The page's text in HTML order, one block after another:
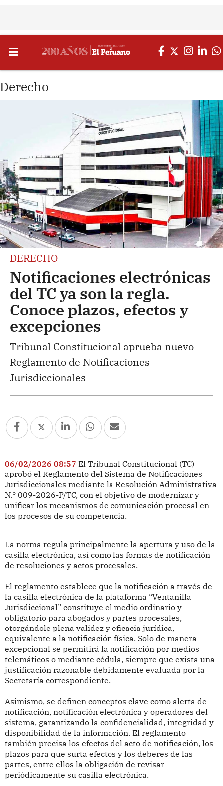
Derecho
DERECHO
Notificaciones electrónicas
del TC ya son la regla.
Conoce plazos, efectos y
excepciones
Tribunal Constitucional aprueba nuevo
Reglamento de Notificaciones
Jurisdiccionales
06/02/2026 08:57 El Tribunal Constitucional (TC)
aprobó el Reglamento del Sistema de Notificaciones
Jurisdiccionales mediante la Resolución Administrativa
N.° 009-2026-P/TC, con el objetivo de modernizar y
unificar los mecanismos de comunicación procesal en
los procesos de su competencia.
La norma regula principalmente la apertura y uso de la
casilla electrónica, así como las formas de notificación
de resoluciones y actos procesales.
El reglamento establece que la notificación a través de
la casilla electrónica de la plataforma “Ventanilla
Jurisdiccional” constituye el medio ordinario y
obligatorio para abogados y partes procesales,
otorgándole plena validez y eficacia jurídica,
equivalente a la notificación física. Solo de manera
excepcional se permitirá la notificación por medios
telemáticos o mediante cédula, siempre que exista una
justificación razonable debidamente evaluada por la
Secretaría correspondiente.
Asimismo, se definen conceptos clave como alerta de
notificación, notificación electrónica y operadores del
sistema, garantizando la confidencialidad, integridad y
disponibilidad de la información. El reglamento
también precisa los efectos del acto de notificación, los
plazos para que surta efectos y los deberes de las
partes, entre ellos la obligación de revisar
periódicamente su casilla electrónica.